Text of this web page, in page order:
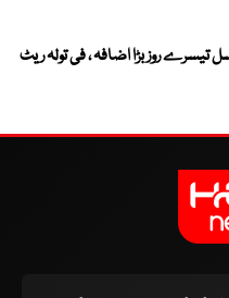
روز بڑا اضافہ ، فی تولہ ریٹ